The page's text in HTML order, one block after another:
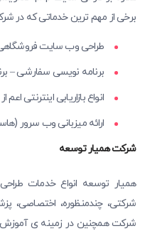
برخی از مهم ترین خدماتی که در
طراحی وب سایت
برنامه نویسی سفارشی –
انواع بازاریابی اینترنتی
ارائه میزبانی وب سرور
شرکت همیار توسعه
همیار توسعه انواع خدمات
شرکتی، چندمنظوره، اختصاصی،
شرکت همچنین در زمینه ی آموزش